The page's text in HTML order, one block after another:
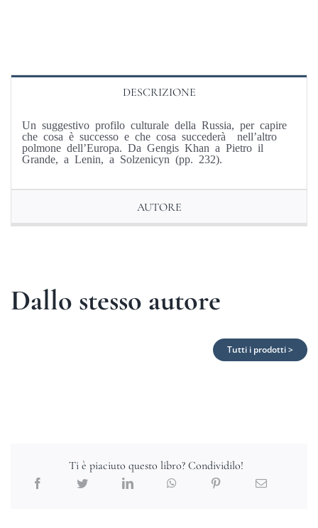
DESCRIZIONE
Un suggestivo profilo culturale della Russia, per capire
che cosa è successo e che cosa succederà nell’altro
polmone dell’Europa. Da Gengis Khan a Pietro il
Grande, a Lenin, a Solzenicyn (pp. 232).
AUTORE
Dallo stesso autore
Tutti i prodotti >
Ti è piaciuto questo libro? Condividilo!